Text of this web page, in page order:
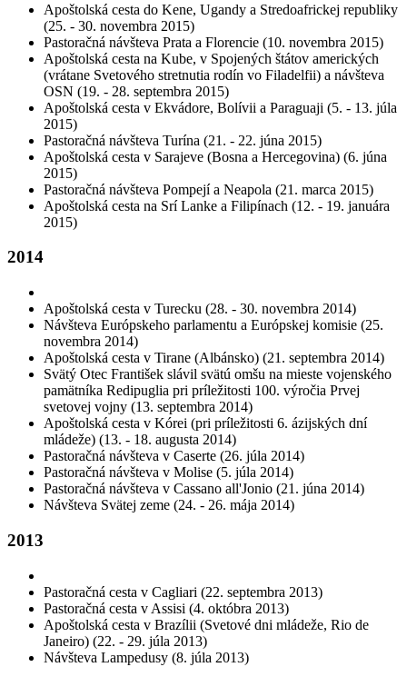
Apoštolská cesta do Kene, Ugandy a Stredoafrickej republiky
(25. - 30. novembra 2015)
Pastoračná návšteva Prata a Florencie (10. novembra 2015)
Apoštolská cesta na Kube, v Spojených štátov amerických
(vrátane Svetového stretnutia rodín vo Filadelfii) a návšteva
OSN (19. - 28. septembra 2015)
Apoštolská cesta v Ekvádore, Bolívii a Paraguaji (5. - 13. júla
2015)
Pastoračná návšteva Turína (21. - 22. júna 2015)
Apoštolská cesta v Sarajeve (Bosna a Hercegovina) (6. júna
2015)
Pastoračná návšteva Pompejí a Neapola (21. marca 2015)
Apoštolská cesta na Srí Lanke a Filipínach (12. - 19. januára
2015)
2014
Apoštolská cesta v Turecku (28. - 30. novembra 2014)
Návšteva Európskeho parlamentu a Európskej komisie (25.
novembra 2014)
Apoštolská cesta v Tirane (Albánsko) (21. septembra 2014)
Svätý Otec František slávil svätú omšu na mieste vojenského
pamätníka Redipuglia pri príležitosti 100. výročia Prvej
svetovej vojny (13. septembra 2014)
Apoštolská cesta v Kórei (pri príležitosti 6. ázijských dní
mládeže) (13. - 18. augusta 2014)
Pastoračná návšteva v Caserte (26. júla 2014)
Pastoračná návšteva v Molise (5. júla 2014)
Pastoračná návšteva v Cassano all'Jonio (21. júna 2014)
Návšteva Svätej zeme (24. - 26. mája 2014)
2013
Pastoračná cesta v Cagliari (22. septembra 2013)
Pastoračná cesta v Assisi (4. októbra 2013)
Apoštolská cesta v Brazílii (Svetové dni mládeže, Rio de
Janeiro) (22. - 29. júla 2013)
Návšteva Lampedusy (8. júla 2013)